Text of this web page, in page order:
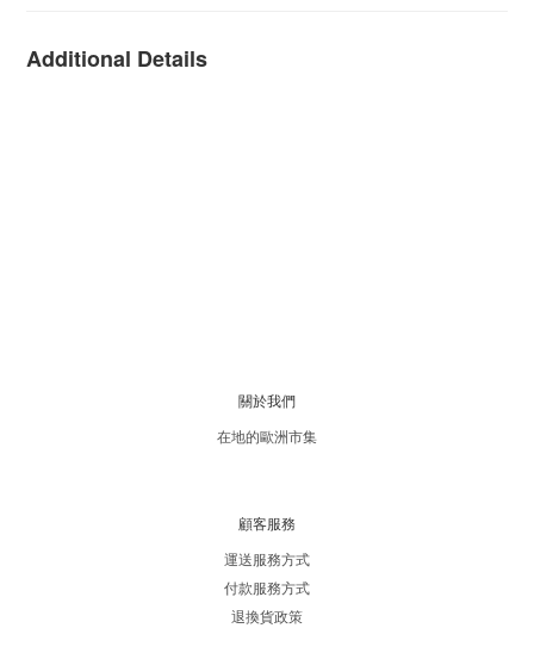
Additional Details
關於我們
在地的歐洲市集
顧客服務
運送服務方式
付款服務方式
退換貨政策